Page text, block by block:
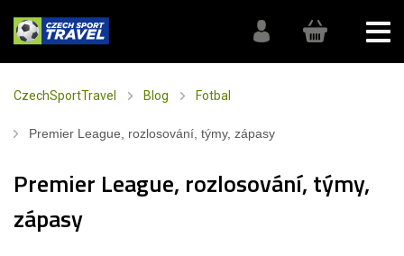
CzechSportTravel Blog Fotbal
Premier League, rozlosování, týmy, zápasy
Premier League, rozlosování, týmy,
zápasy